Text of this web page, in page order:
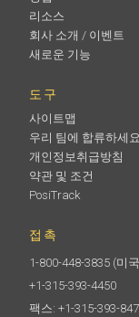
리소스
회사 소개 / 이벤트
새로운 기능
도구
사이트맵
우리 팀에 합류하세요
개인정보취급방침
약관 및 조건
PosiTrack
접촉
1-800-448-3835 (미
+1-315-393-4450
팩스: +1-315-393-